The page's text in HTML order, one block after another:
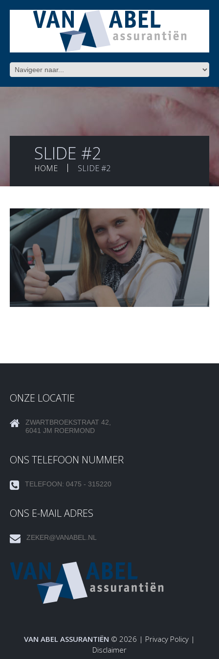
SLIDE #2
HOME SLIDE #2
ONZE LOCATIE
ZWARTBROEKSTRAAT 42,
6041 JM ROERMOND
ONS TELEFOON NUMMER
TELEFOON: 0475 - 315220
ONS E-MAIL ADRES
ZEKER@VANABEL.NL
VAN ABEL ASSURANTIËN © 2026 | Privacy Policy |
Disclaimer